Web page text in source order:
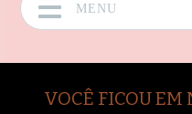
MENU
VOCÊ FICOU